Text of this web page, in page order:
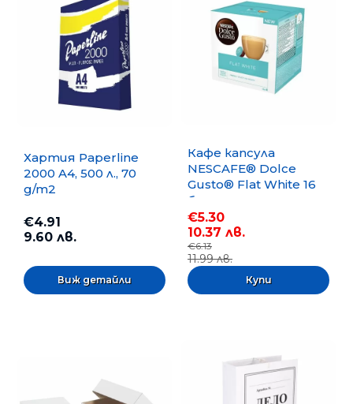
Хартия Paperline
2000 A4, 500 л., 70
g/m2
€4.91
9.60 лв.
Виж детайли
Кафе капсула
NESCAFE® Dolce
Gusto® Flat White 16
бр.
€5.30
10.37 лв.
€6.13
11.99 лв.